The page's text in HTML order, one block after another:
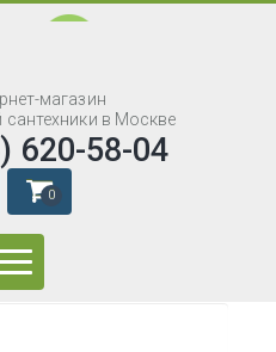
магазин
сантехники в Москве
620-58-04
0